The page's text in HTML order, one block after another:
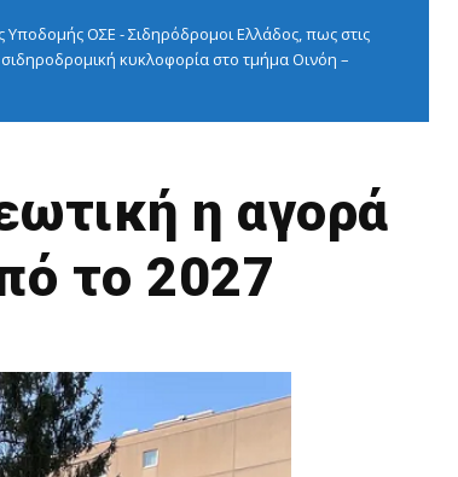
ΟΣΕ - Σιδηρόδρομοι Ελλάδος, πως στις
κυκλοφορία στο τμήμα Οινόη –
η αγορά
το 2027